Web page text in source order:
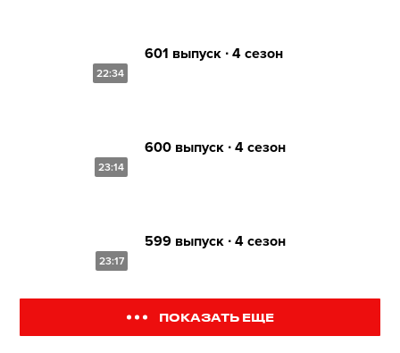
22:34
601 выпуск ∙ 4 сезон
23:14
600 выпуск ∙ 4 сезон
23:17
599 выпуск ∙ 4 сезон
ПОКАЗАТЬ ЕЩЕ